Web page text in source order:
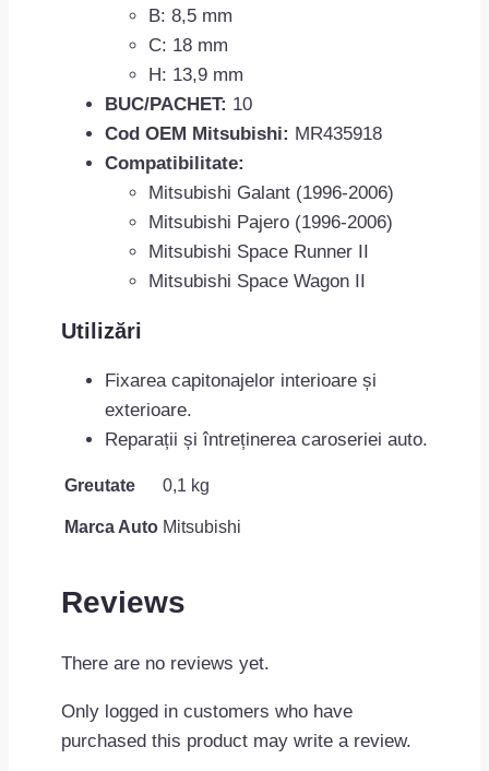
B: 8,5 mm
C: 18 mm
H: 13,9 mm
BUC/PACHET: 10
Cod OEM Mitsubishi: MR435918
Compatibilitate:
Mitsubishi Galant (1996-2006)
Mitsubishi Pajero (1996-2006)
Mitsubishi Space Runner II
Mitsubishi Space Wagon II
Utilizări
Fixarea capitonajelor interioare și
exterioare.
Reparații și întreținerea caroseriei auto.
Greutate 0,1 kg
Marca Auto Mitsubishi
Reviews
There are no reviews yet.
Only logged in customers who have
purchased this product may write a review.